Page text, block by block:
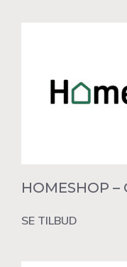
HOMESHOP –
SE TILBUD